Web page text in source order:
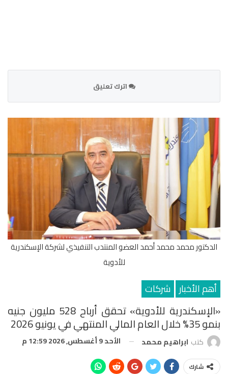
اترك تعليق
الدكتور محمد محمد أحمد العضو المنتدب التنفيذي لشركة الإسكندرية
للأدوية
أهم الأخبار شركات
«الإسكندرية للأدوية» تحقق أرباح 528 مليون جنيه
بنمو 35% خلال العام المالي المنتهي في يونيو 2026
كتب ابراهيم محمد الأحد 9 أغسطس, 2026 12:59 م
شارك